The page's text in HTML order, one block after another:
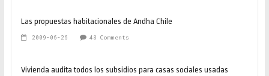
Las propuestas habitacionales de Andha Chile
2009-06-26 48 Comments
Vivienda audita todos los subsidios para casas sociales usadas